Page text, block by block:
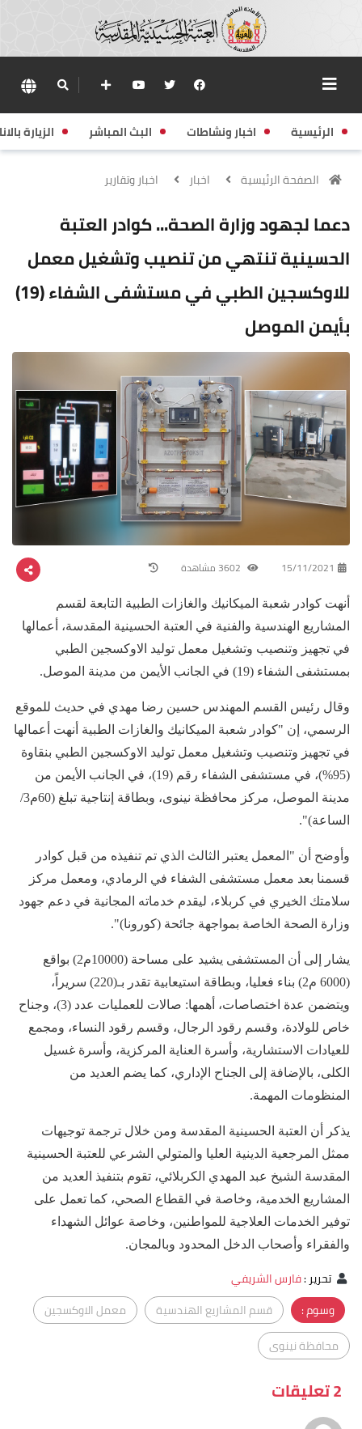
الرئيسية اخبار ونشاطات البث المباشر الزيارة
الصفحة الرئيسية اخبار اخبار وتقارير
دعما لجهود وزارة الصحة... كوادر العتبة
الحسينية تنتهي من تنصيب وتشغيل معمل
للاوكسجين الطبي في مستشفى الشفاء (19)
بأيمن الموصل
15/11/2021
أنهت كوادر شعبة الميكانيك والغازات الطبية التابعة لقسم
المشاريع الهندسية والفنية في العتبة الحسينية المقدسة، أعمالها
في تجهيز وتنصيب وتشغيل معمل توليد الاوكسجين الطبي
بمستشفى الشفاء (19) في الجانب الأيمن من مدينة الموصل.
وقال رئيس القسم المهندس حسين رضا مهدي في حديث للموقع
الرسمي، إن "كوادر شعبة الميكانيك والغازات الطبية أنهت أعمالها
في تجهيز وتنصيب وتشغيل معمل توليد الاوكسجين الطبي بنقاوة
(95%)، في مستشفى الشفاء رقم (19)، في الجانب الأيمن من
مدينة الموصل، مركز محافظة نينوى، وبطاقة إنتاجية تبلغ (60م3/
الساعة)".
وأوضح أن "المعمل يعتبر الثالث الذي تم تنفيذه من قبل كوادر
قسمنا بعد معمل مستشفى الشفاء في الرمادي، ومعمل مركز
سلامتك الخيري في كربلاء، ليقدم خدماته المجانية في دعم جهود
وزارة الصحة الخاصة بمواجهة جائحة (كورونا)".
يشار إلى أن المستشفى يشيد على مساحة (10000م2) بواقع
(6000 م2) بناء فعليا، وبطاقة استيعابية تقدر بـ(220) سريراً،
ويتضمن عدة اختصاصات، أهمها: صالات للعمليات عدد (3)، وجناح
خاص للولادة، وقسم رقود الرجال، وقسم رقود النساء، ومجمع
للعيادات الاستشارية، وأسرة العناية المركزية، وأسرة غسيل
الكلى، بالإضافة إلى الجناح الإداري، كما يضم العديد من
المنظومات المهمة.
يذكر أن العتبة الحسينية المقدسة ومن خلال ترجمة توجيهات
ممثل المرجعية الدينية العليا والمتولي الشرعي للعتبة الحسينية
المقدسة الشيخ عبد المهدي الكربلائي، تقوم بتنفيذ العديد من
المشاريع الخدمية، وخاصة في القطاع الصحي، كما تعمل على
توفير الخدمات العلاجية للمواطنين، وخاصة عوائل الشهداء
والفقراء وأصحاب الدخل المحدود وبالمجان.
تحرير:فارس الشريفي
وسوم :
قسم المشاريع الهندسية
معمل الاوكسجين
محافظة نينوى
2 تعليقات